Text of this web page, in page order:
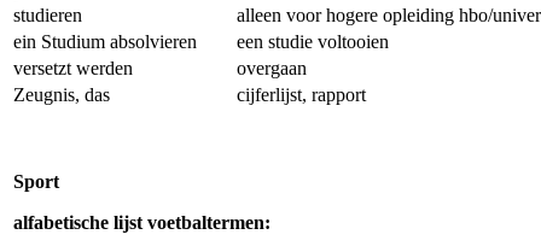
studieren
alleen voor hogere opleiding hbo/
ein Studium absolvieren
een studie voltooien
versetzt werden
overgaan
Zeugnis, das
cijferlijst, rapport
Sport
alfabetische lijst voetbaltermen: